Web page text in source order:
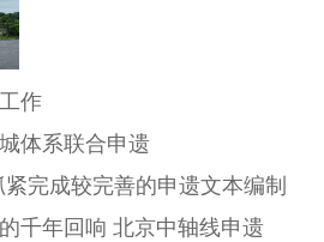
作
体系联合申遗
完成较完善的申遗文本编制
千年回响 北京中轴线申遗